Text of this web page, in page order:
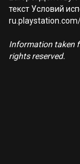
текст Условий
ru.playstation.com/
Information taken
rights reserved.